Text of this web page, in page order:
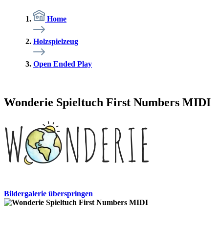
Home
Holzspielzeug
Open Ended Play
Wonderie Spieltuch First Numbers MIDI
Bildergalerie überspringen